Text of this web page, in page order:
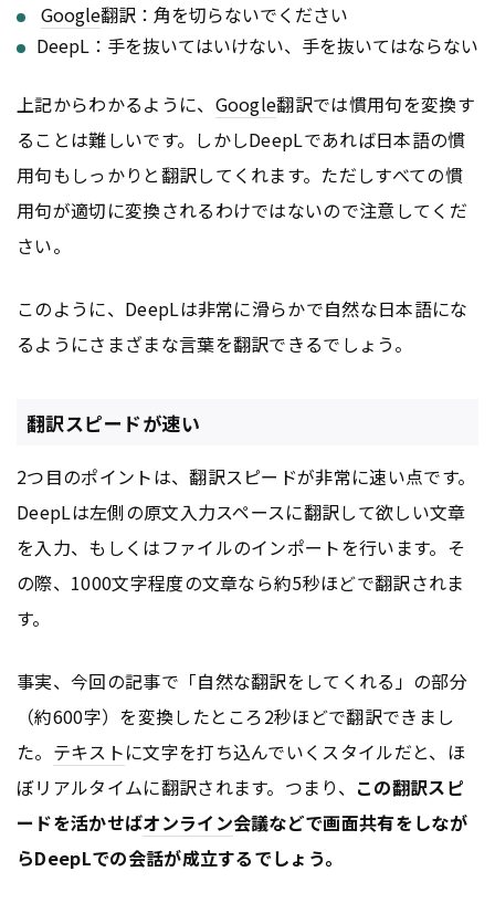
Google翻訳：角を切らないでください
DeepL：手を抜いてはいけない、手を抜いてはならない
上記からわかるように、 Google翻訳では慣用句を変換す
ることは難しいです。しかしDeepLであれば日本語の慣
用句もしっかりと翻訳してくれます。ただしすべての慣
用句が適切に変換されるわけではないので注意してくだ
さい。
このように、DeepLは非常に滑らかで自然な日本語にな
るようにさまざまな言葉を翻訳できるでしょう。
翻訳スピードが速い
2つ目のポイントは、翻訳スピードが非常に速い点です。
DeepLは左側の原文入力スペースに翻訳して欲しい文章
を入力、もしくはファイルのインポートを行います。そ
の際、1000文字程度の文章なら約5秒ほどで翻訳されま
す。
事実、今回の記事で「自然な翻訳をしてくれる」の部分
（約600字）を変換したところ2秒ほどで翻訳できまし
た。 テキストに文字を打ち込んでいくスタイルだと、ほ
ぼリアルタイムに翻訳されます。つまり、 この翻訳スピ
ードを活かせばオンライン会議などで画面共有をしなが
らDeepLでの会話が成立するでしょう。